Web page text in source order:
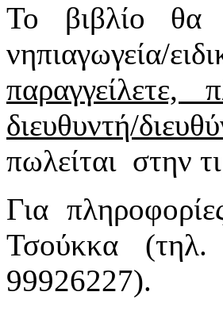
Το βιβλίο θα
νηπιαγωγεία/
διευθυντή/
πωλείται στην
Για
Τσούκκα
99926227).